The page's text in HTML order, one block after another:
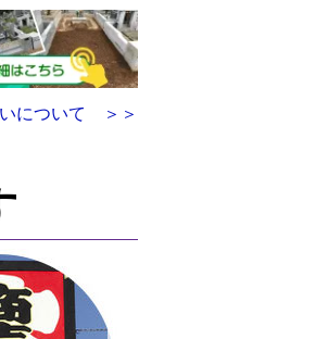
について ＞＞